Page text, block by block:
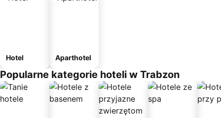
Hotel Aparthotel
Popularne kategorie hoteli w Trabzon